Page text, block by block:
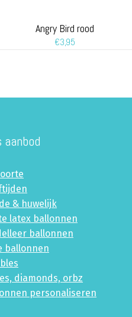
Angry Bird rood
€3,95
aanbod
& huwelijk
latex ballonnen
ballonnen
ballonnen
diamonds, orbz
personaliseren